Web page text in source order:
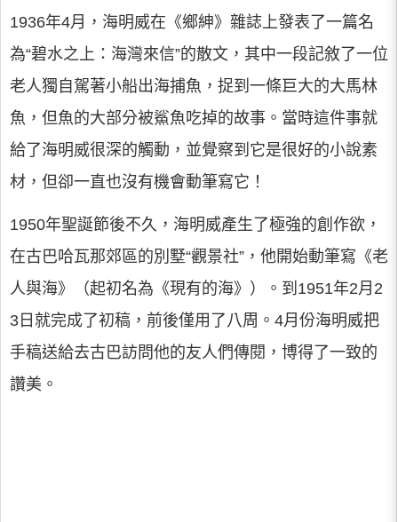
1936年4月，海明威在《鄉紳》雜誌上發表了一篇名
為“碧水之上：海灣來信”的散文，其中一段記敘了一位
老人獨自駕著小船出海捕魚，捉到一條巨大的大馬林
魚，但魚的大部分被鯊魚吃掉的故事。當時這件事就
給了海明威很深的觸動，並覺察到它是很好的小說素
材，但卻一直也沒有機會動筆寫它！
1950年聖誕節後不久，海明威產生了極強的創作欲，
在古巴哈瓦那郊區的別墅“觀景社”，他開始動筆寫《老
人與海》（起初名為《現有的海》）。到1951年2月2
3日就完成了初稿，前後僅用了八周。4月份海明威把
手稿送給去古巴訪問他的友人們傳閱，博得了一致的
讚美。